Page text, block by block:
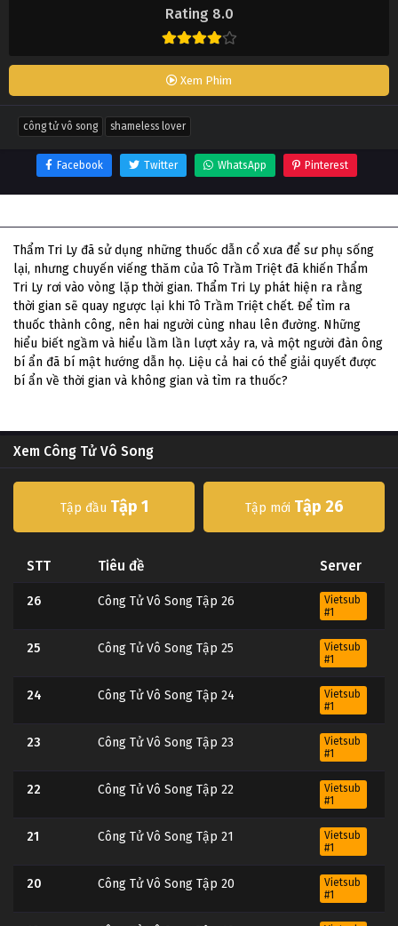
Rating 8.0
Xem Phim
công tử vô song shameless lover
Facebook Twitter WhatsApp Pinterest
Thẩm Tri Ly đã sử dụng những thuốc dẫn cổ xưa để sư phụ sống
lại, nhưng chuyến viếng thăm của Tô Trầm Triệt đã khiến Thẩm
Tri Ly rơi vào vòng lặp thời gian. Thẩm Tri Ly phát hiện ra rằng
thời gian sẽ quay ngược lại khi Tô Trầm Triệt chết. Để tìm ra
thuốc thành công, nên hai người cùng nhau lên đường. Những
hiểu biết ngầm và hiểu lầm lần lượt xảy ra, và một người đàn ông
bí ẩn đã bí mật hướng dẫn họ. Liệu cả hai có thể giải quyết được
bí ẩn về thời gian và không gian và tìm ra thuốc?
Xem Công Tử Vô Song
Tập đầu Tập 1 Tập mới Tập 26
STT Tiêu đề Server
26 Công Tử Vô Song Tập 26
Vietsub
#1
25 Công Tử Vô Song Tập 25
Vietsub
#1
24 Công Tử Vô Song Tập 24
Vietsub
#1
23 Công Tử Vô Song Tập 23
Vietsub
#1
22 Công Tử Vô Song Tập 22
Vietsub
#1
21 Công Tử Vô Song Tập 21
Vietsub
#1
20 Công Tử Vô Song Tập 20
Vietsub
#1